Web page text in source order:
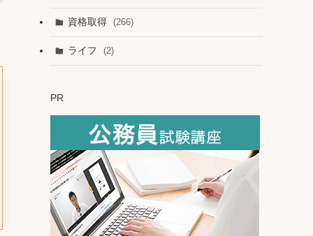
資格取得 (266)
ライフ (2)
PR